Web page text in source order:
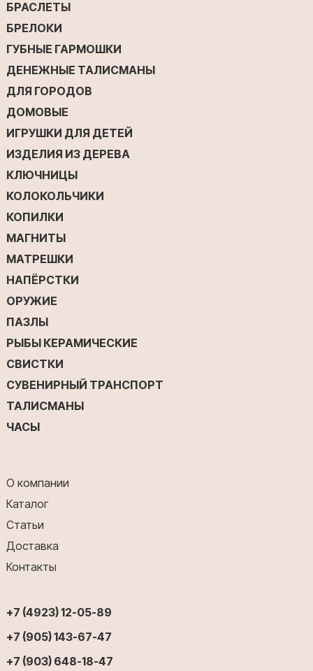
БРАСЛЕТЫ
БРЕЛОКИ
ГУБНЫЕ ГАРМОШКИ
ДЕНЕЖНЫЕ ТАЛИСМАНЫ
ДЛЯ ГОРОДОВ
ДОМОВЫЕ
ИГРУШКИ ДЛЯ ДЕТЕЙ
ИЗДЕЛИЯ ИЗ ДЕРЕВА
КЛЮЧНИЦЫ
КОЛОКОЛЬЧИКИ
КОПИЛКИ
МАГНИТЫ
МАТРЕШКИ
НАПЁРСТКИ
ОРУЖИЕ
ПАЗЛЫ
РЫБЫ КЕРАМИЧЕСКИЕ
СВИСТКИ
СУВЕНИРНЫЙ ТРАНСПОРТ
ТАЛИСМАНЫ
ЧАСЫ
О компании
Каталог
Статьи
Доставка
Контакты
+7 (4923) 12-05-89
+7 (905) 143-67-47
+7 (903) 648-18-47